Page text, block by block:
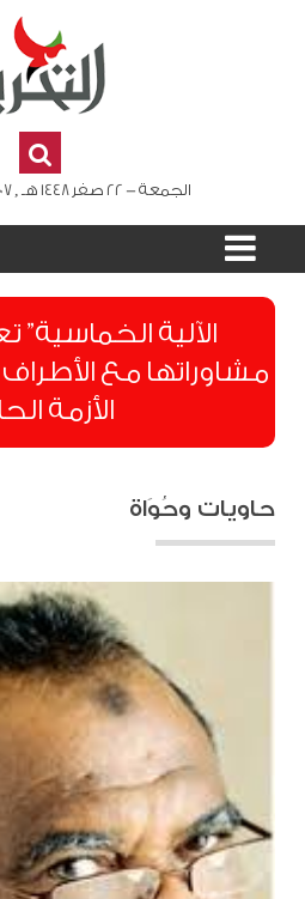
الجمعة - 22 صفر 1448 هـ , 07 أغسطس 2026 م
الآلية
مشاوراتها مع الأطراف
الأزمة
حاويات وحُوَاة